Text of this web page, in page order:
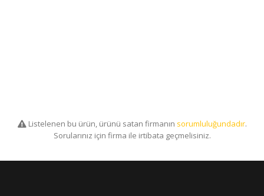
Listelenen bu ürün, ürünü satan firmanın sorumluluğundadır.
Sorularınız için firma ile irtibata geçmelisiniz.